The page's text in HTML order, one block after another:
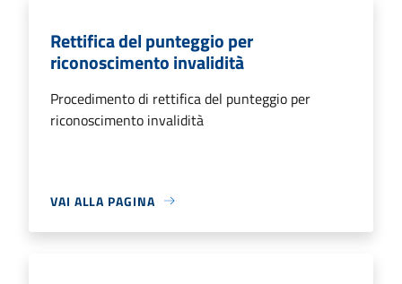
Rettifica del punteggio per
riconoscimento invalidità
Procedimento di rettifica del punteggio per
riconoscimento invalidità
VAI ALLA PAGINA